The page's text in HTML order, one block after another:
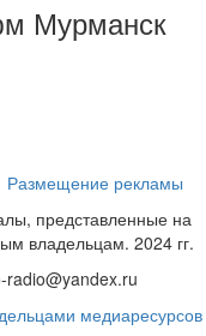
Мурманск
Размещение рекламы
представленные на
владельцам. 2024 гг.
radio@yandex.ru
медиаресурсов